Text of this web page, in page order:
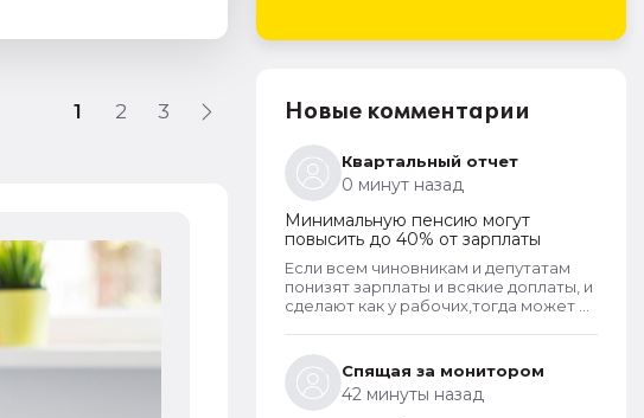
1 2 3
Как бухгалтер может стать
3 августа 2026
Новые комментарии
Квартальный отчет
0 минут назад
Минимальную пенсию могут
повысить до 40% от зарплаты
Если всем чиновникам и депутатам
понизят зарплаты и всякие доплаты, и
сделают как у рабочих,тогда может и
Спящая за монитором
42 минуты назад